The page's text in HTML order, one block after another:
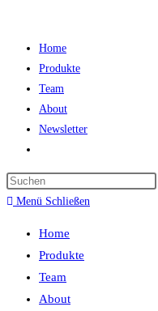
springen
Home
Produkte
Team
About
Newsletter
umschalten
Menü Schließen
Home
Produkte
Team
About